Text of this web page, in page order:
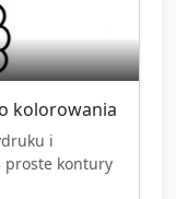
kolorowania
i
proste kontury